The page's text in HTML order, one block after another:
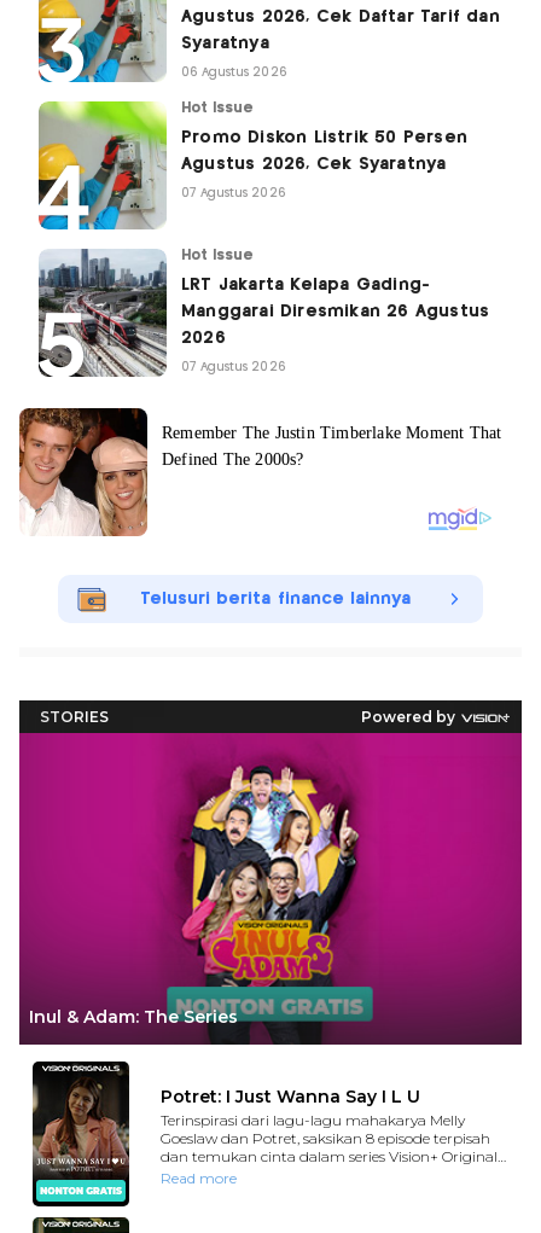
Agustus 2026, Cek Daftar Tarif dan
Syaratnya
06 Agustus 2026
Hot Issue
Promo Diskon Listrik 50 Persen
Agustus 2026, Cek Syaratnya
07 Agustus 2026
Hot Issue
LRT Jakarta Kelapa Gading-
Manggarai Diresmikan 26 Agustus
2026
07 Agustus 2026
Telusuri berita finance lainnya